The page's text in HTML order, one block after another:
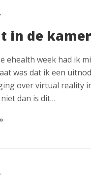
in de
ehealth week had ik
was dat ik een
over virtual reality
dan is dit…